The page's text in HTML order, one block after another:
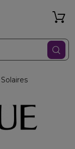
Solaires